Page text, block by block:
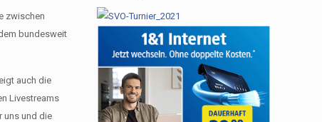
zwischen
bundesweit
auch die
Livestreams
uns und die